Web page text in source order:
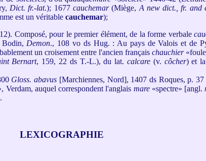
Dict. fr.-lat.); 1677cauchemar(Miège, A new dict., fr. and
est un véritable cauchemar);
Composé, pour le premier élément, de la forme verbale
Bodin, Demon., 108 vo ds Hug. : Au pays de Valois et de
un croisement entre l'ancien françaischauchier
Bernart, 159, 22 ds T.-L.), du lat. calcare(v. côcher) et
Gloss. abavus [Marchiennes, Nord], 1407 ds Roques, p. 37
Verdam, auquel correspondent l'anglais mare«spectre» [angl.
LEXICOGRAPHIE